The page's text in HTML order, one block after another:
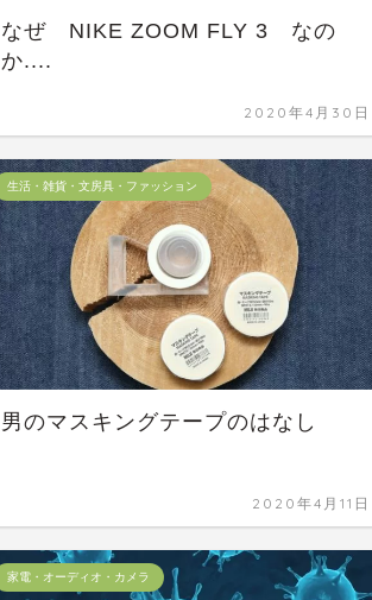
なぜ NIKE ZOOM FLY 3 なの
か....
2020年4月30日
生活・雑貨・文房具・ファッション
男のマスキングテープのはなし
2020年4月11日
家電・オーディオ・カメラ